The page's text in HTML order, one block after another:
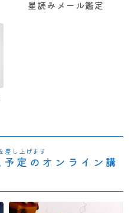
星読みメール鑑定
差し上げます
定のオンライン講